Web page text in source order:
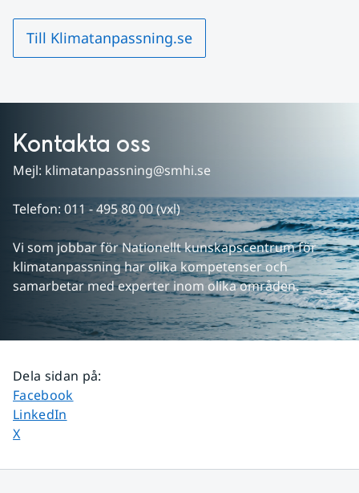
Till Klimatanpassning.se
Kontakta oss
Mejl: klimatanpassning@smhi.se
Telefon: 011 - 495 80 00 (vxl)
Vi som jobbar för Nationellt kunskapscentrum för
klimatanpassning har olika kompetenser och
samarbetar med experter inom olika områden.
Dela sidan på:
Dela sidan på
Facebook
Dela sidan på
LinkedIn
Dela sidan på
X